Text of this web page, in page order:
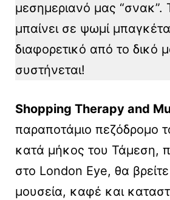
μεσημεριανό μας “σνακ”.
μπαίνει σε ψωμί μπαγκέτα
διαφορετικό από το δικό
συστήνεται!
Shopping Therapy and
παραποτάμιο πεζόδρομο
κατά μήκος του Τάμεση,
στο London Eye, θα
μουσεία, καφέ και